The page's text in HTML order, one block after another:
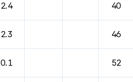
2.4 40
2.3 46
0.1 52